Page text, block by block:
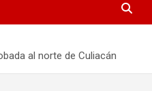
al norte de Culiacán